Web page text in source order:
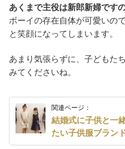
あくまで主役は新郎新婦です
ボーイの存在自体が可愛いの
と笑顔になってしまいます。
あまり気張らずに、子どもた
みてくださいね。
関連ページ：
結婚式に子供と一
たい子供服ブラン